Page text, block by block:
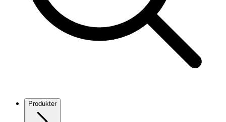
Produkter